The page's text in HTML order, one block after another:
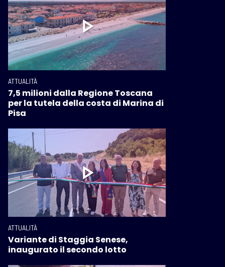
ATTUALITÀ
7,5 milioni dalla Regione Toscana
per la tutela della costa di Marina di
Pisa
ATTUALITÀ
Variante di Staggia Senese,
inaugurato il secondo lotto